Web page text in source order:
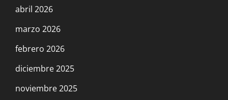
abril 2026
marzo 2026
febrero 2026
diciembre 2025
noviembre 2025